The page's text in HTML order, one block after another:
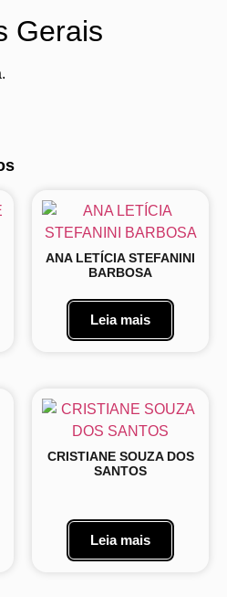
Gerais
ANA LETÍCIA STEFANINI
BARBOSA
Leia mais
CRISTIANE SOUZA DOS
SANTOS
Leia mais